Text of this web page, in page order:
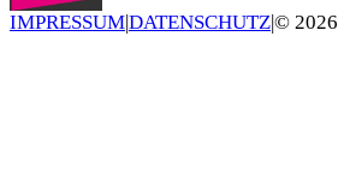
IMPRESSUM|DATENSCHUTZ|© 2026